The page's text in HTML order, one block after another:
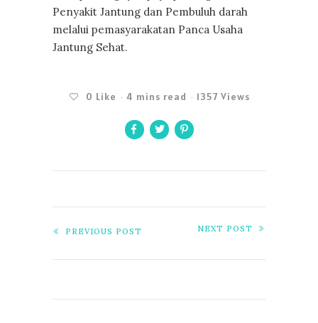
Penyakit Jantung dan Pembuluh darah
melalui pemasyarakatan Panca Usaha
Jantung Sehat.
0 Like 4 mins read 1357 Views
PREVIOUS POST NEXT POST